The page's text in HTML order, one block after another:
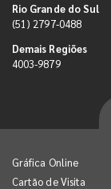
Rio Grande do Sul
(51) 2797-0488
Demais Regiões
4003-9879
Gráfica Online
Cartão de Visita